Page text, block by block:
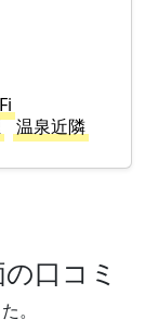
温泉近隣
口コミ
。